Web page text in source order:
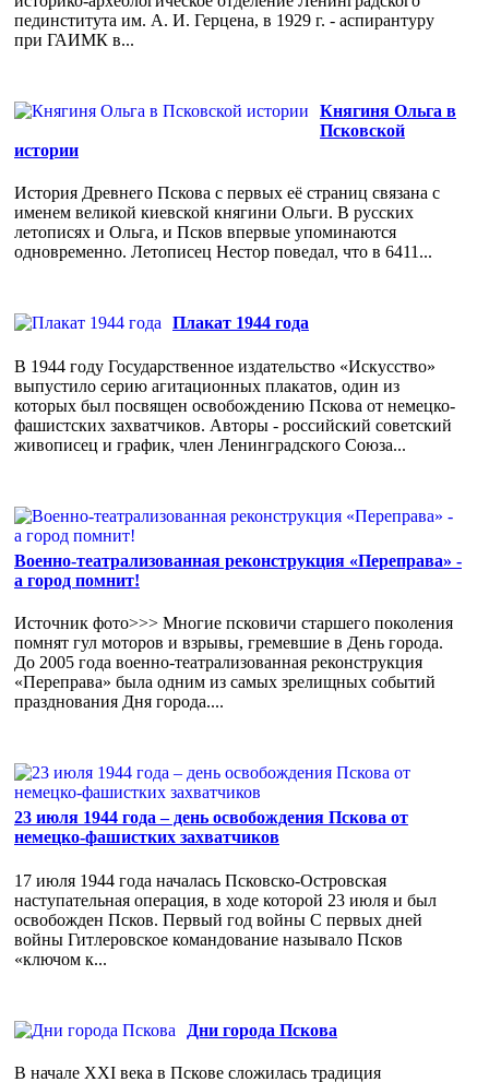
пединститута им. А. И. Герцена, в 1929 г. - аспирантуру
при ГАИМК в...
Княгиня Ольга в
Псковской
истории
История Древнего Пскова с первых её страниц связана с
именем великой киевской княгини Ольги. В русских
летописях и Ольга, и Псков впервые упоминаются
одновременно. Летописец Нестор поведал, что в 6411...
Плакат 1944 года
В 1944 году Государственное издательство «Искусство»
выпустило серию агитационных плакатов, один из
которых был посвящен освобождению Пскова от немецко-
фашистских захватчиков. Авторы - российский советский
живописец и график, член Ленинградского Союза...
Военно-театрализованная реконструкция «Переправа» -
а город помнит!
Источник фото>>> Многие псковичи старшего поколения
помнят гул моторов и взрывы, гремевшие в День города.
До 2005 года военно-театрализованная реконструкция
«Переправа» была одним из самых зрелищных событий
празднования Дня города....
23 июля 1944 года – день освобождения Пскова от
немецко-фашистких захватчиков
17 июля 1944 года началась Псковско-Островская
наступательная операция, в ходе которой 23 июля и был
освобожден Псков. Первый год войны С первых дней
войны Гитлеровское командование называло Псков
«ключом к...
Дни города Пскова
В начале XXI века в Пскове сложилась традиция